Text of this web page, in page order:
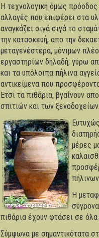
Η τεχνολογική όμως πρόοδος
αλλαγές που επιφέρει στα
αναγκάζει σιγά σιγά το
την κατασκευή, απο την
μεταγενέστερα, μόνιμων
εργαστηρίων δηλαδή, γύρω
και τα υπόλοιπα πήλινα
αντικείμενα που
Ετσι τα πιθάρια, βγαίνουν
σπιτιών και των ξενοδοχείων.
μέρες
Η
πιθάρια έχουν φτάσει σε
Σύμφωνα με σημαντικότατα